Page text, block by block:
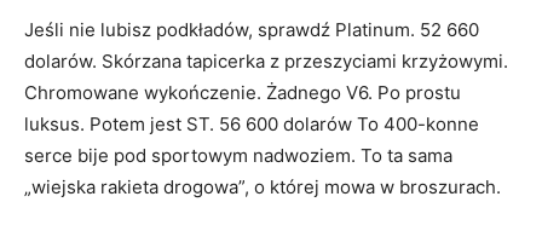
Jeśli nie lubisz podkładów, sprawdź Platinum. 52 660
dolarów. Skórzana tapicerka z przeszyciami krzyżowymi.
Chromowane wykończenie. Żadnego V6. Po prostu
luksus. Potem jest ST. 56 600 dolarów To 400-konne
serce bije pod sportowym nadwoziem. To ta sama
„wiejska rakieta drogowa”, o której mowa w broszurach.